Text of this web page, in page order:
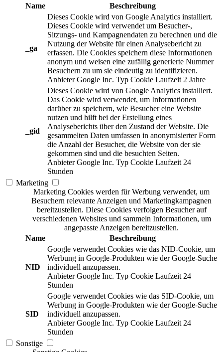
Name
Beschreibung
_ga
Dieses Cookie wird von Google Analytics installiert.
Dieses Cookie wird verwendet um Besucher-,
Sitzungs- und Kampagnendaten zu berechnen und die
Nutzung der Website für einen Analysebericht zu
erfassen. Die Cookies speichern diese Informationen
anonym und weisen eine zufällig generierte Nummer
Besuchern zu um sie eindeutig zu identifizieren.
Anbieter Google Inc. Typ Cookie Laufzeit 2 Jahre
_gid
Dieses Cookie wird von Google Analytics installiert.
Das Cookie wird verwendet, um Informationen
darüber zu speichern, wie Besucher eine Website
nutzen und hilft bei der Erstellung eines
Analyseberichts über den Zustand der Website. Die
gesammelten Daten umfassen in anonymisierter Form
die Anzahl der Besucher, die Website von der sie
gekommen sind und die besuchten Seiten.
Anbieter Google Inc. Typ Cookie Laufzeit 24
Stunden
Marketing
Marketing Cookies werden für Werbung verwendet, um
Besuchern relevante Anzeigen und Marketingkampagnen
bereitzustellen. Diese Cookies verfolgen Besucher auf
verschiedenen Websites und sammeln Informationen, um
angepasste Anzeigen bereitzustellen.
Name
Beschreibung
NID
Google verwendet Cookies wie das NID-Cookie, um
Werbung in Google-Produkten wie der Google-Suche
individuell anzupassen.
Anbieter Google Inc. Typ Cookie Laufzeit 24
Stunden
SID
Google verwendet Cookies wie das SID-Cookie, um
Werbung in Google-Produkten wie der Google-Suche
individuell anzupassen.
Anbieter Google Inc. Typ Cookie Laufzeit 24
Stunden
Sonstige